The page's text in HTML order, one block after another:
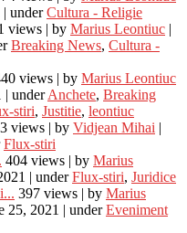
| underCultura - Religie
views | by Marius Leontiuc |
Breaking News, Cultura -
views | by Marius Leontiuc
| underAnchete, Breaking
stiri, Justitie, leontiuc
views | by Vidjean Mihai |
Flux-stiri
404 views | by Marius
| underFlux-stiri, Juridice
397 views | by Marius
25, 2021 | underEveniment